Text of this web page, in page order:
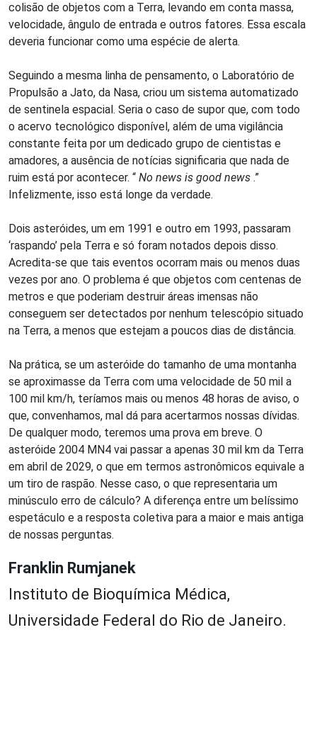
colisão de objetos com a Terra, levando em conta massa,
velocidade, ângulo de entrada e outros fatores. Essa escala
deveria funcionar como uma espécie de alerta.
Seguindo a mesma linha de pensamento, o Laboratório de
Propulsão a Jato, da Nasa, criou um sistema automatizado
de sentinela espacial. Seria o caso de supor que, com todo
o acervo tecnológico disponível, além de uma vigilância
constante feita por um dedicado grupo de cientistas e
amadores, a ausência de notícias significaria que nada de
ruim está por acontecer. “ No news is good news .”
Infelizmente, isso está longe da verdade.
Dois asteróides, um em 1991 e outro em 1993, passaram
‘raspando’ pela Terra e só foram notados depois disso.
Acredita-se que tais eventos ocorram mais ou menos duas
vezes por ano. O problema é que objetos com centenas de
metros e que poderiam destruir áreas imensas não
conseguem ser detectados por nenhum telescópio situado
na Terra, a menos que estejam a poucos dias de distância.
Na prática, se um asteróide do tamanho de uma montanha
se aproximasse da Terra com uma velocidade de 50 mil a
100 mil km/h, teríamos mais ou menos 48 horas de aviso, o
que, convenhamos, mal dá para acertarmos nossas dívidas.
De qualquer modo, teremos uma prova em breve. O
asteróide 2004 MN4 vai passar a apenas 30 mil km da Terra
em abril de 2029, o que em termos astronômicos equivale a
um tiro de raspão. Nesse caso, o que representaria um
minúsculo erro de cálculo? A diferença entre um belíssimo
espetáculo e a resposta coletiva para a maior e mais antiga
de nossas perguntas.
Franklin Rumjanek
Instituto de Bioquímica Médica,
Universidade Federal do Rio de Janeiro.